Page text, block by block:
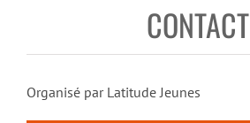
CONTACT
Organisé par Latitude Jeunes